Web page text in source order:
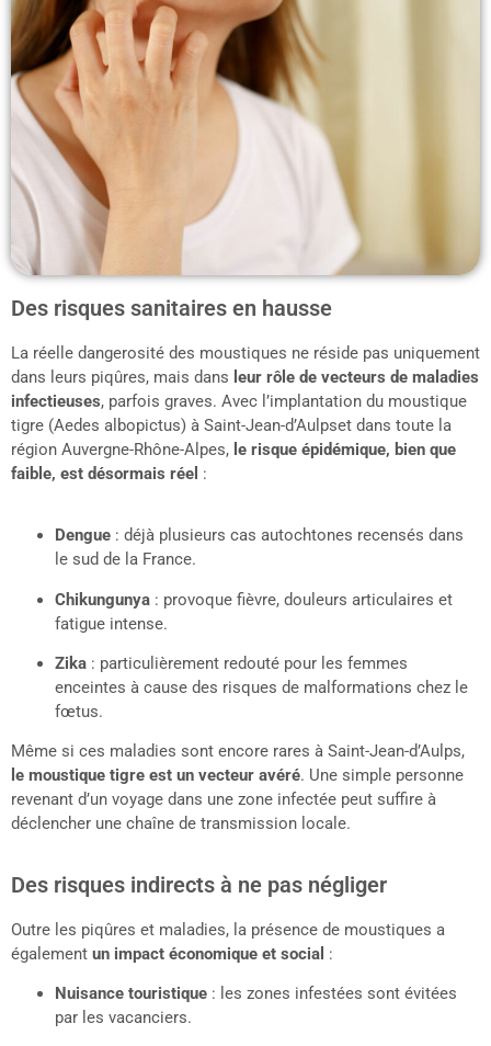
Des risques sanitaires en hausse
La réelle dangerosité des moustiques ne réside pas uniquement
dans leurs piqûres, mais dans leur rôle de vecteurs de maladies
infectieuses, parfois graves. Avec l’implantation du moustique
tigre (Aedes albopictus) à Saint-Jean-d’Aulpset dans toute la
région Auvergne-Rhône-Alpes, le risque épidémique, bien que
faible, est désormais réel :
Dengue : déjà plusieurs cas autochtones recensés dans
le sud de la France.
Chikungunya : provoque fièvre, douleurs articulaires et
fatigue intense.
Zika : particulièrement redouté pour les femmes
enceintes à cause des risques de malformations chez le
fœtus.
Même si ces maladies sont encore rares à Saint-Jean-d’Aulps,
le moustique tigre est un vecteur avéré. Une simple personne
revenant d’un voyage dans une zone infectée peut suffire à
déclencher une chaîne de transmission locale.
Des risques indirects à ne pas négliger
Outre les piqûres et maladies, la présence de moustiques a
également un impact économique et social :
Nuisance touristique : les zones infestées sont évitées
par les vacanciers.